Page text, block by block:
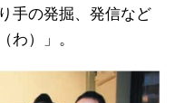
手の発掘、発信など
わ）」。